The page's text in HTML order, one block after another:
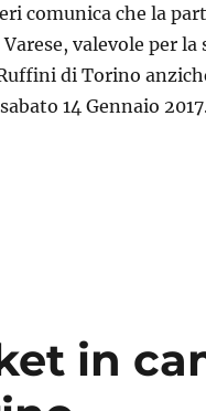
comunica che la
valevole per
di Torino
14 Gennaio
in